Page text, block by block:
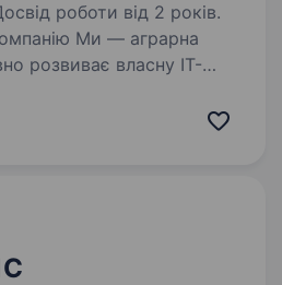
роботи від 2 років.
розвиває власну ІТ-
до команди